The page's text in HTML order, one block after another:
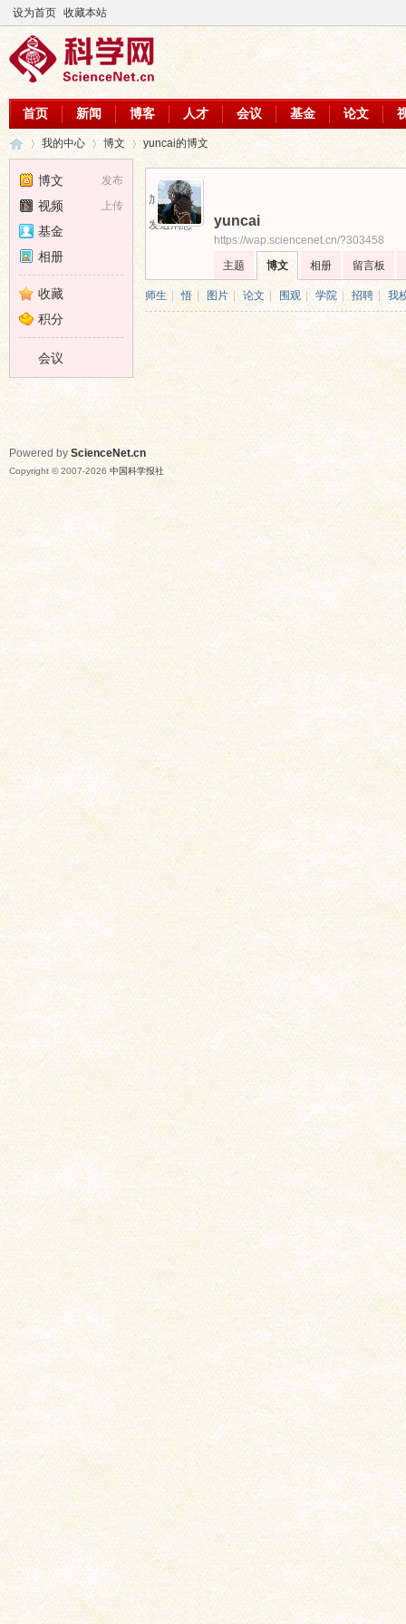
设为首页 收藏本站
首页 新闻 博客 人才 会议 基金 论文
›
我的中心 博文 yuncai的博文
加为好友
发送消息
yuncai
https://wap.sciencenet.cn/?303458
主题
博文 相册 留言板
师生 悟 图片 | 论文 围观 学院 招聘 我
发布
博文
上传
视频
基金
相册
收藏
积分
会议
Powered by ScienceNet.cn
Copyright © 2007-2026 中国科学报社